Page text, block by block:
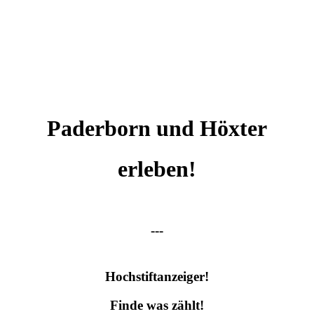
Paderborn und Höxter
erleben!
---
Hochstiftanzeiger!
Finde was zählt!